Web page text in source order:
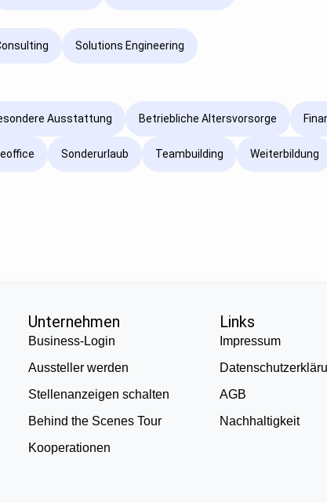
Solutions Engineering
Ausstattung Betriebliche Altersvorsorge
Sonderurlaub Teambuilding Weiterbildung
Unternehmen
Business-Login
Aussteller werden
Stellenanzeigen schalten
Behind the Scenes Tour
Kooperationen
Links
Impressum
AGB
Nachhaltigkeit